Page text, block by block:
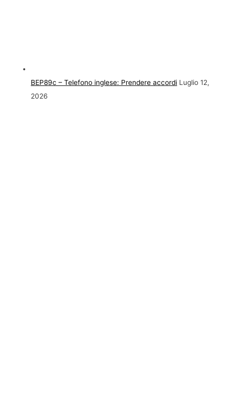
BEP89c – Telefono inglese: Prendere accordi Luglio 12,
2026